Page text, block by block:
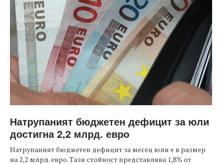
Натрупаният бюджетен дефицит за юли
достигна 2,2 млрд. евро
Натрупаният бюджетен дефицит за месец юли е в размер
на 2,2 млрд. евро. Тази стойност представлява 1,8% от